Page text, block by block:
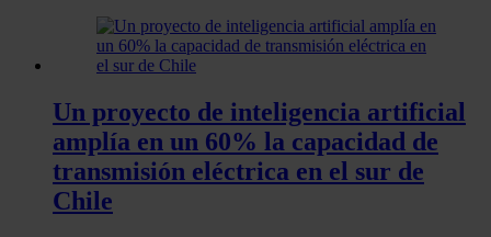
Un proyecto de inteligencia artificial
amplía en un 60% la capacidad de
transmisión eléctrica en el sur de
Chile